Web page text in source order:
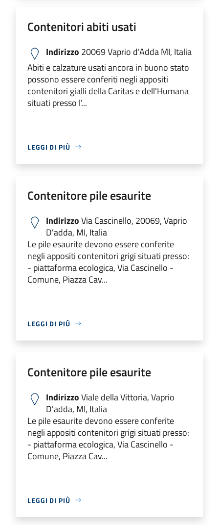
Contenitori abiti usati
Indirizzo 20069 Vaprio d'Adda MI, Italia
Abiti e calzature usati ancora in buono stato
possono essere conferiti negli appositi
contenitori gialli della Caritas e dell'Humana
situati presso l'...
LEGGI DI PIÙ
Contenitore pile esaurite
IndirizzoVia Cascinello, 20069, Vaprio
D'adda, MI, Italia
Le pile esaurite devono essere conferite
negli appositi contenitori grigi situati presso:
- piattaforma ecologica, Via Cascinello -
Comune, Piazza Cav...
LEGGI DI PIÙ
Contenitore pile esaurite
IndirizzoViale della Vittoria, Vaprio
D'adda, MI, Italia
Le pile esaurite devono essere conferite
negli appositi contenitori grigi situati presso:
- piattaforma ecologica, Via Cascinello -
Comune, Piazza Cav...
LEGGI DI PIÙ